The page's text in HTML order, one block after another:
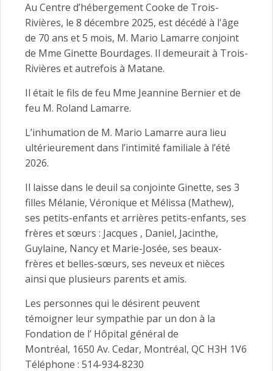
Au Centre d’hébergement Cooke de Trois-
Rivières, le 8 décembre 2025, est décédé à l'âge
de 70 ans et 5 mois, M. Mario Lamarre conjoint
de Mme Ginette Bourdages. Il demeurait à Trois-
Rivières et autrefois à Matane.
Il était le fils de feu Mme Jeannine Bernier et de
feu M. Roland Lamarre.
L’inhumation de M. Mario Lamarre aura lieu
ultérieurement dans l’intimité familiale à l’été
2026.
Il laisse dans le deuil sa conjointe Ginette, ses 3
filles Mélanie, Véronique et Mélissa (Mathew),
ses petits-enfants et arrières petits-enfants, ses
frères et sœurs : Jacques , Daniel, Jacinthe,
Guylaine, Nancy et Marie-Josée, ses beaux-
frères et belles-sœurs, ses neveux et nièces
ainsi que plusieurs parents et amis.
Les personnes qui le désirent peuvent
témoigner leur sympathie par un don à la
Fondation de l’ Hôpital général de
Montréal, 1650 Av. Cedar, Montréal, QC H3H 1V6
Téléphone : 514-934-8230